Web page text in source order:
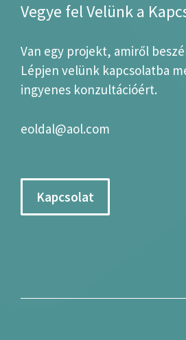
Vegye fel Velünk a
Van egy projekt, amiről
Lépjen velünk kapcsolatba
ingyenes konzultációért.
eoldal@aol.com
Kapcsolat